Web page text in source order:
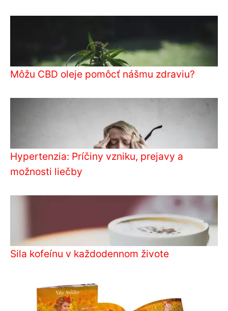
Môžu CBD oleje pomôcť nášmu zdraviu?
Hypertenzia: Príčiny vzniku, prejavy a
možnosti liečby
Sila kofeínu v každodennom živote